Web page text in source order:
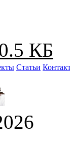
КБ
Статьи